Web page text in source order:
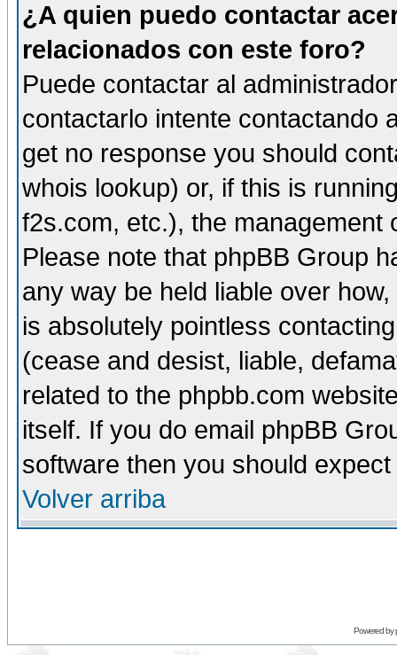
¿A quien puedo contactar
relacionados con este foro?
Puede contactar al
contactarlo intente contactando
get no response you should
whois lookup) or, if this is
f2s.com, etc.), the management
Please note that phpBB Group
any way be held liable over
is absolutely pointless
(cease and desist, liable,
related to the phpbb.com
itself. If you do email phpBB
software then you should
Volver arriba
Powered by